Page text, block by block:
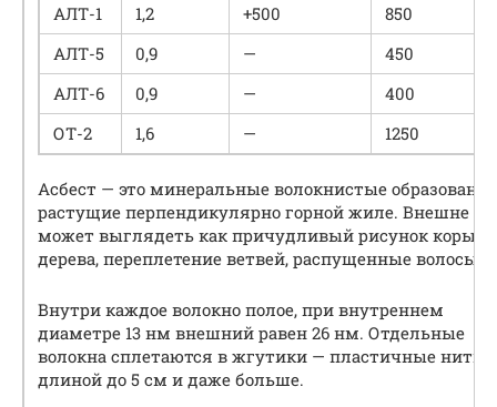
АЛТ-1
1,2 +500
850
АЛТ-5
0,9 —
450
АЛТ-6
0,9 —
400
ОТ-2
1,6 — 1250
Асбест — это минеральные волокнистые
растущие перпендикулярно горной жиле. Внешне
может выглядеть как причудливый рисунок коры
дерева, переплетение ветвей, распущенные волосы.
Внутри каждое волокно полое, при внутреннем
диаметре 13 нм внешний равен 26 нм. Отдельные
волокна сплетаются в жгутики — пластичные нити
длиной до 5 см и даже больше.